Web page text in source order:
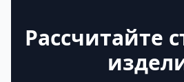
Рассчитайте